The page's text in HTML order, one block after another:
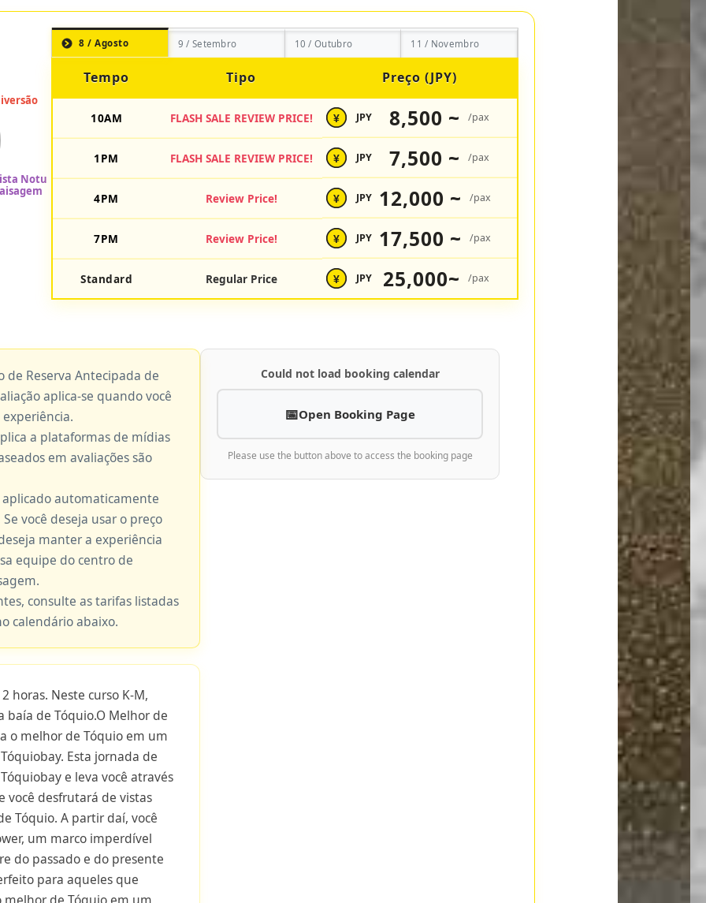
8 / Agosto 9 / Setembro 10 / Outubro 11 / Novembro
Tempo Tipo Preço (JPY)
10AM FLASH SALE REVIEW PRICE! ¥ JPY 8,500 ~ /pax
1PM FLASH SALE REVIEW PRICE! ¥ JPY 7,500 ~ /pax
4PM Review Price! ¥ JPY 12,000 ~ /pax
7PM Review Price! ¥ JPY 17,500 ~ /pax
Standard Regular Price ¥ JPY 25,000~ /pax
de Reserva Antecipada de
aplica-se quando você
a plataformas de mídias
em avaliações são
automaticamente
você deseja usar o preço
manter a experiência
equipe do centro de
consulte as tarifas listadas
calendário abaixo.
horas. Neste curso K-M,
de Tóquio.O Melhor de
o melhor de Tóquio em um
Esta jornada de
e leva você através
você desfrutará de vistas
Tóquio. A partir daí, você
um marco imperdível
do passado e do presente
para aqueles que
Could not load booking calendar
Open Booking Page
Please use the button above to access the booking page